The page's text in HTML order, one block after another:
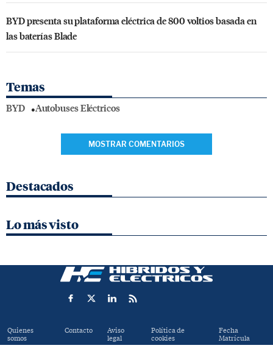
BYD presenta su plataforma eléctrica de 800 voltios basada en
las baterías Blade
Temas
BYD Autobuses Eléctricos
MOSTRAR COMENTARIOS
Destacados
Lo más visto
Quienes
somos
Contacto Aviso
legal
Política de
cookies
Fecha
Matrícula